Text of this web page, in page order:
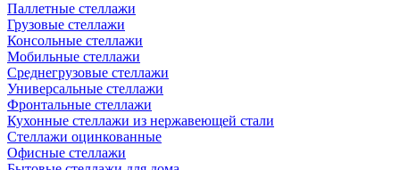
Паллетные стеллажи
Грузовые стеллажи
Консольные стеллажи
Мобильные стеллажи
Среднегрузовые стеллажи
Универсальные стеллажи
Фронтальные стеллажи
Кухонные стеллажи из нержавеющей стали
Стеллажи оцинкованные
Офисные стеллажи